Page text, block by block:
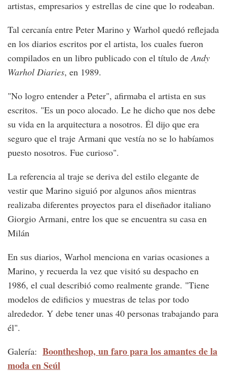
artistas, empresarios y estrellas de cine que lo rodeaban.
Tal cercanía entre Peter Marino y Warhol quedó reflejada
en los diarios escritos por el artista, los cuales fueron
compilados en un libro publicado con el título deAndy
Warhol Diaries, en 1989.
"No logro entender a Peter", afirmaba el artista en sus
escritos. "Es un poco alocado. Le he dicho que nos debe
su vida en la arquitectura a nosotros. Él dijo que era
seguro que el traje Armani que vestía no se lo habíamos
puesto nosotros. Fue curioso".
La referencia al traje se deriva del estilo elegante de
vestir que Marino siguió por algunos años mientras
realizaba diferentes proyectos para el diseñador italiano
Giorgio Armani, entre los que se encuentra su casa en
Milán
En sus diarios, Warhol menciona en varias ocasiones a
Marino, y recuerda la vez que visitó su despacho en
1986, el cual describió como realmente grande. "Tiene
modelos de edificios y muestras de telas por todo
alrededor. Y debe tener unas 40 personas trabajando para
él".
Galería: Boontheshop, un faro para los amantes de la
moda en Seúl